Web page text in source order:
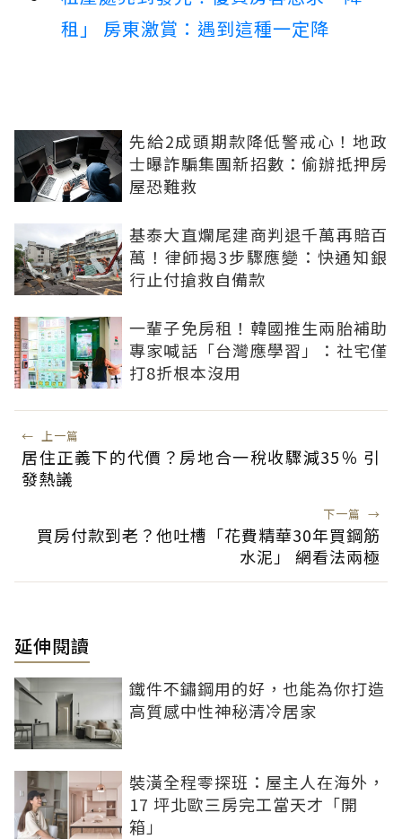
租」 房東激賞：遇到這種一定降
先給2成頭期款降低警戒心！地政
士曝詐騙集團新招數：偷辦抵押房
屋恐難救
基泰大直爛尾建商判退千萬再賠百
萬！律師揭3步驟應變：快通知銀
行止付搶救自備款
一輩子免房租！韓國推生兩胎補助
專家喊話「台灣應學習」：社宅僅
打8折根本沒用
← 上一篇
居住正義下的代價？房地合一稅收驟減35％ 引
發熱議
下一篇 →
買房付款到老？他吐槽「花費精華30年買鋼筋
水泥」 網看法兩極
延伸閱讀
鐵件不鏽鋼用的好，也能為你打造
高質感中性神秘清冷居家
裝潢全程零探班：屋主人在海外，
17 坪北歐三房完工當天才「開
箱」